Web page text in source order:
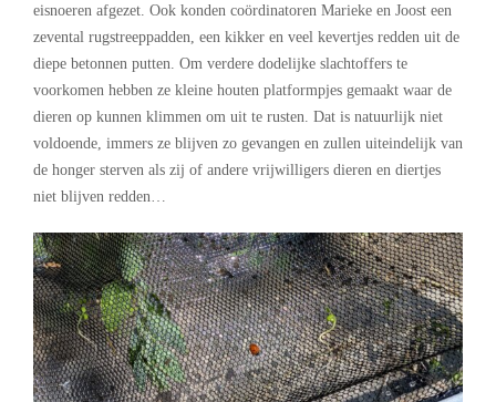
eisnoeren afgezet. Ook konden coördinatoren Marieke en Joost een
zevental rugstreeppadden, een kikker en veel kevertjes redden uit de
diepe betonnen putten. Om verdere dodelijke slachtoffers te
voorkomen hebben ze kleine houten platformpjes gemaakt waar de
dieren op kunnen klimmen om uit te rusten. Dat is natuurlijk niet
voldoende, immers ze blijven zo gevangen en zullen uiteindelijk van
de honger sterven als zij of andere vrijwilligers dieren en diertjes
niet blijven redden…